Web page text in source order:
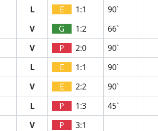
L E 1:1
90`
V G 1:2
66`
V P 2:0
90`
L E 1:1
90`
V E 2:2
90`
L P 1:3
45`
V P
3:1